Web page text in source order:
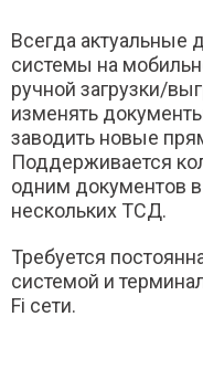
Всегда актуальные
системы на
ручной загрузки/
изменять
заводить новые
Поддерживается
одним документов
нескольких ТСД.
Требуется
системой и
Fi сети.